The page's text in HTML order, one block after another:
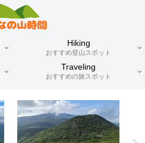
Hiking
おすすめ登山スポット
Traveling
おすすめの旅スポット